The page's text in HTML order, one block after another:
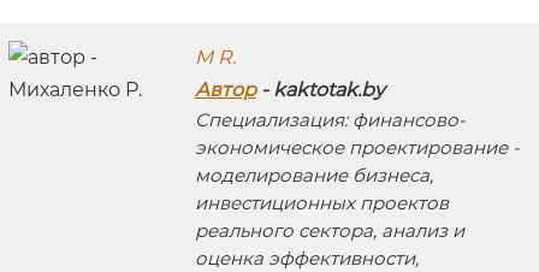
M R.
Автор- kaktotak.by
Специализация: финансово-
экономическое проектирование -
моделирование бизнеса,
инвестиционных проектов
реального сектора, анализ и
оценка эффективности,